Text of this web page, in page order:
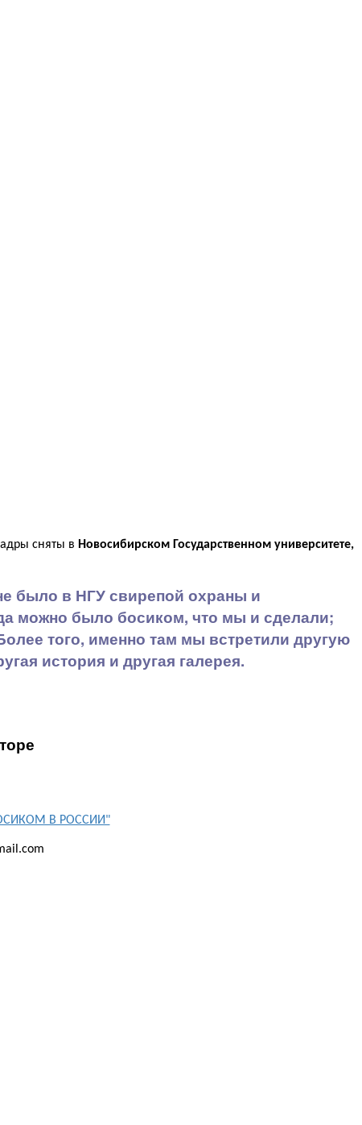
сняты в Новосибирском Государственном университете,
было в НГУ свирепой охраны и
можно было босиком, что мы и сделали;
того, именно там мы встретили другую
история и другая галерея.
В РОССИИ"